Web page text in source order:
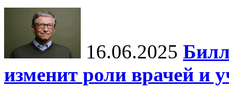
16.06.2025
изменит роли врачей и